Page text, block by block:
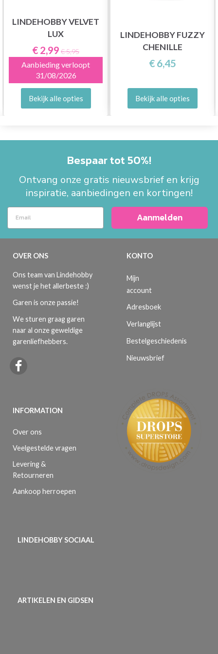
LINDEHOBBY VELVET
LUX
€ 2,99 € 5,95
Aanbieding verloopt
31/08/2026
Bekijk alle opties
LINDEHOBBY FUZZY
CHENILLE
€ 6,45
Bekijk alle opties
Bespaar tot 50%!
Ontvang onze gratis nieuwsbrief en krijg
inspiratie, aanbiedingen en kortingen!
Aanmelden
OVER ONS
Ons team van Lindehobby
wenst je het allerbeste :)
Garen is onze passie!
We sturen graag garen
naar al onze geweldige
garenliefhebbers.
INFORMATION
Over ons
Veelgestelde vragen
Levering &
Retourneren
Aankoop herroepen
KONTO
Mijn
account
Adresboek
Verlanglijst
Bestelgeschiedenis
Nieuwsbrief
LINDEHOBBY SOCIAAL
ARTIKELEN EN GIDSEN